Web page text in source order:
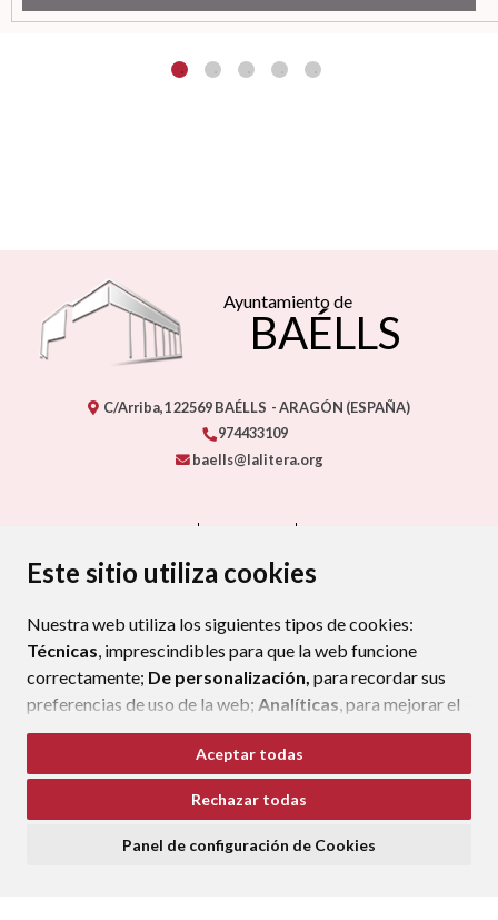
Este sitio utiliza cookies
Nuestra web utiliza los siguientes tipos de cookies:
Técnicas, imprescindibles para que la web funcione
correctamente; De personalización, para recordar sus
preferencias de uso de la web; Analíticas, para mejorar el
funcionamiento de la web y sus servicios.
Si acepta pulsando el botón“Aceptar todas”
consideramos que acepta su uso. Si pulsa el botón
ninguna acción, se guardarán las cookies técnicas
Aceptar todas
Rechazar todas
Panel de configuración de Cookies
Ayuntamiento de
BAÉLLS
C/Arriba,122569BAÉLLS - ARAGÓN (ESPAÑA)
974433109
baells@lalitera.org
PROTECCIÓN DE DATOS
POLÍTICA DE COOKIES